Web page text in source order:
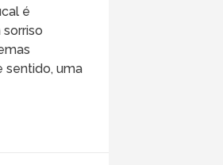
é
sentido, uma